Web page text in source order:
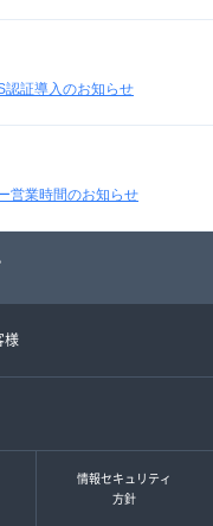
認証導入のお知らせ
営業時間のお知らせ
様
情報セキュリティ
方針